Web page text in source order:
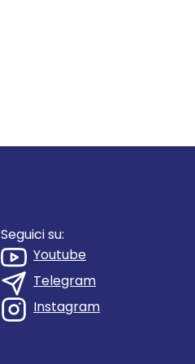
Seguici su:
Youtube
Telegram
Instagram